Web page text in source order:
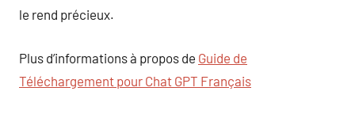
le rend précieux.
Plus d’informations à propos de Guide de
Téléchargement pour Chat GPT Français